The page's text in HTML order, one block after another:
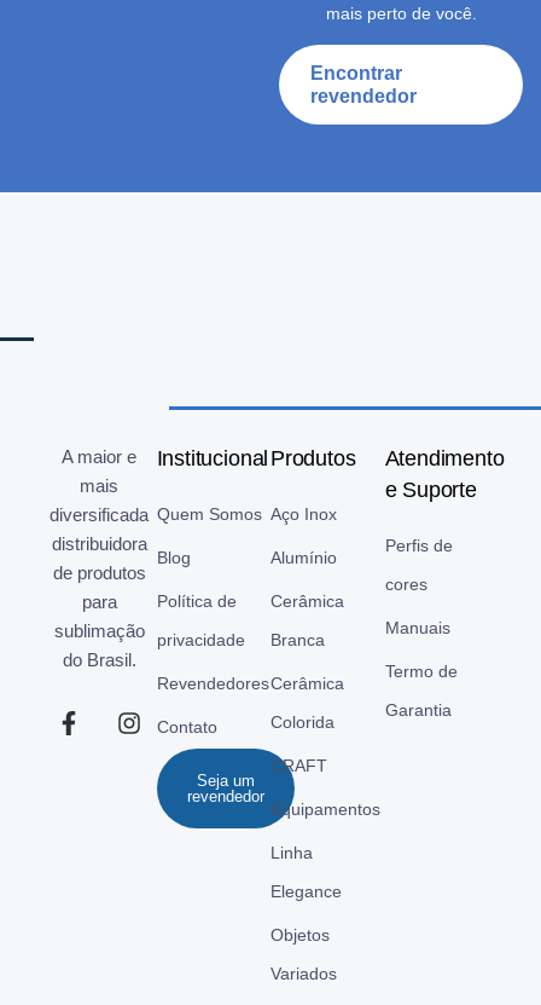
mais perto de você.
Encontrar
revendedor
A maior e
mais
diversificada
distribuidora
de produtos
para
sublimação
do Brasil.
Institucional
Quem Somos
Blog
Política de
privacidade
Revendedores
Contato
Seja um
revendedor
Produtos
Aço Inox
Alumínio
Cerâmica
Branca
Cerâmica
Colorida
CRAFT
Equipamentos
Linha
Elegance
Objetos
Variados
Atendimento
e Suporte
Perfis de
cores
Manuais
Termo de
Garantia